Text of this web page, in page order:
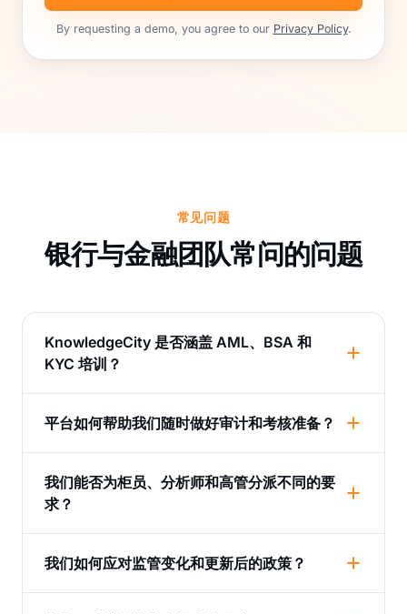
By requesting a demo, you agree to our Privacy Policy.
常见问题
银行与金融团队常问的问题
KnowledgeCity 是否涵盖 AML、BSA 和
KYC 培训？
平台如何帮助我们随时做好审计和考核准备？
我们能否为柜员、分析师和高管分派不同的要
求？
我们如何应对监管变化和更新后的政策？